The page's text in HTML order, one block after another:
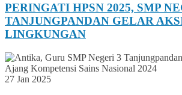
PERINGATI HPSN 2025, SMP
TANJUNGPANDAN GELAR
LINGKUNGAN
27 Jan 2025